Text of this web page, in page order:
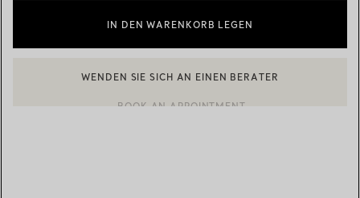
IN DEN WARENKORB LEGEN
BOOK AN APPOINTMENT